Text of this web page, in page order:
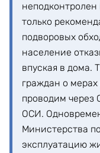
только
подворовых
население
впуская в дома.
граждан о
проводим через
ОСИ.
Министерства
эксплуатацию